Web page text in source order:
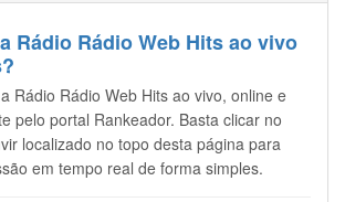
Rádio Rádio Web Hits ao vivo
Rádio Rádio Web Hits ao vivo, online e
pelo portal Rankeador. Basta clicar no
localizado no topo desta página para
em tempo real de forma simples.